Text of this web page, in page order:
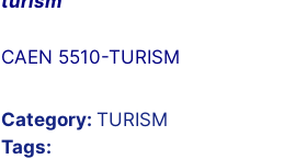
CAEN 5510-TURISM
Category: TURISM
Tags: